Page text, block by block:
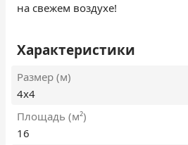
на свежем воздухе!
Характеристики
Размер (м)
4х4
Площадь (м²)
16